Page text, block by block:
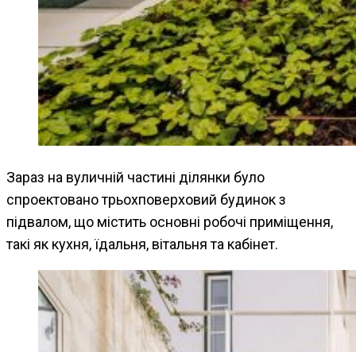
Зараз на вуличній частині ділянки було
спроектовано трьохповерховий будинок з
підвалом, що містить основні робочі приміщення,
такі як кухня, їдальня, вітальня та кабінет.